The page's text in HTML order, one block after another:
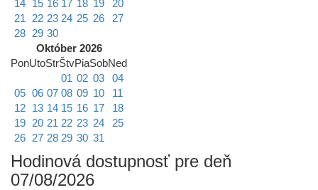
14 15 16 17 18 19
20
21
22 23 24 25 26
27
28 29 30
Október 2026
PonUtoStrŠtvPiaSobNed
01 02 03
04
05 06 07 08 09 10
11
12 13 14 15 16 17
18
19 20 21 22 23 24
25
26 27 28 29 30 31
Hodinová dostupnosť pre deň
07/08/2026